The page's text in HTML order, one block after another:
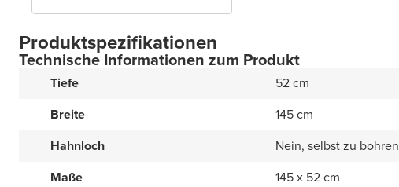
Produktspezifikationen
Technische Informationen zum Produkt
Tiefe
52 cm
Breite
145 cm
Hahnloch
Nein, selbst zu bohren
Maße
145 x 52 cm